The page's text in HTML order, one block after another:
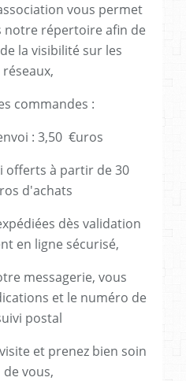
vous permet
notre répertoire afin de
la visibilité sur les
réseaux,
commandes :
: 3,50 €uros
offerts à partir de 30
d'achats
dès validation
en ligne sécurisé,
messagerie, vous
et le numéro de
postal
et prenez bien soin
de vous,